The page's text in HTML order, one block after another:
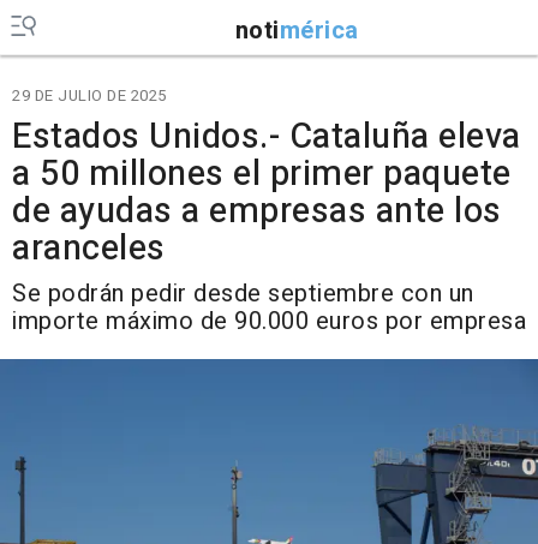
notimérica
29 DE JULIO DE 2025
Estados Unidos.- Cataluña eleva
a 50 millones el primer paquete
de ayudas a empresas ante los
aranceles
Se podrán pedir desde septiembre con un
importe máximo de 90.000 euros por empresa